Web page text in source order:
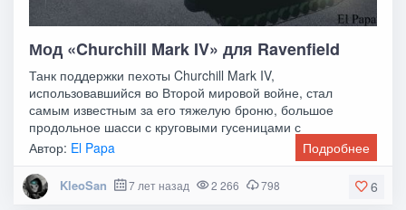
Мод «Churchill Mark IV» для Ravenfield
Танк поддержки пехоты Churchill Mark IV,
использовавшийся во Второй мировой войне, стал
самым известным за его тяжелую броню, большое
продольное шасси с круговыми гусеницами с
несколькими тележками,
Автор: El Papa Подробнее
6
KleoSan 7 лет назад 2 266 798